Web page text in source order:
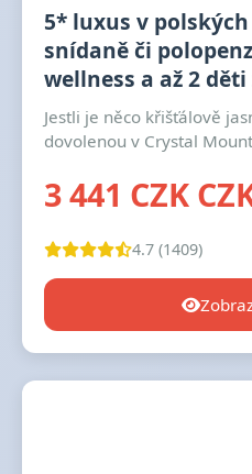
5* luxus v
snídaně či
wellness a až 2
Jestli je něco křišťálově
dovolenou v Crystal
3 441 CZK
4.7 (1409)